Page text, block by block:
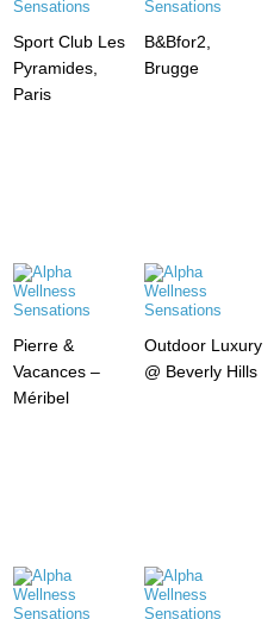
Sport Club Les
Pyramides,
Paris
B&Bfor2,
Brugge
Pierre &
Vacances –
Méribel
Outdoor Luxury
@ Beverly Hills